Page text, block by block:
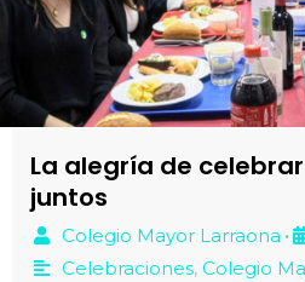
La alegría de
juntos
Colegio Mayor Larraona •
Celebraciones, Colegio